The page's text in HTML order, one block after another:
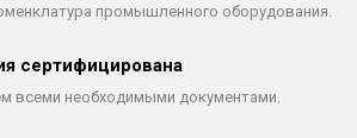
промышленного оборудования.
сертифицирована
всеми необходимыми документами.